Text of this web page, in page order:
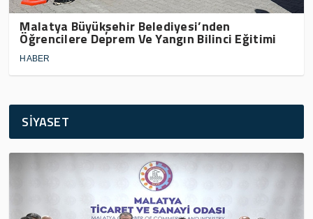
Malatya Büyükşehir Belediyesi’nden
Öğrencilere Deprem Ve Yangın Bilinci Eğitimi
HABER
SİYASET